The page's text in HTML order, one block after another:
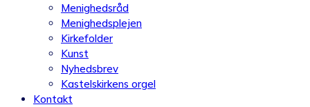
Menighedsråd
Menighedsplejen
Kirkefolder
Kunst
Nyhedsbrev
Kastelskirkens orgel
Kontakt